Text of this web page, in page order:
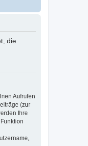
die
Aufrufen
(zur
Ihre